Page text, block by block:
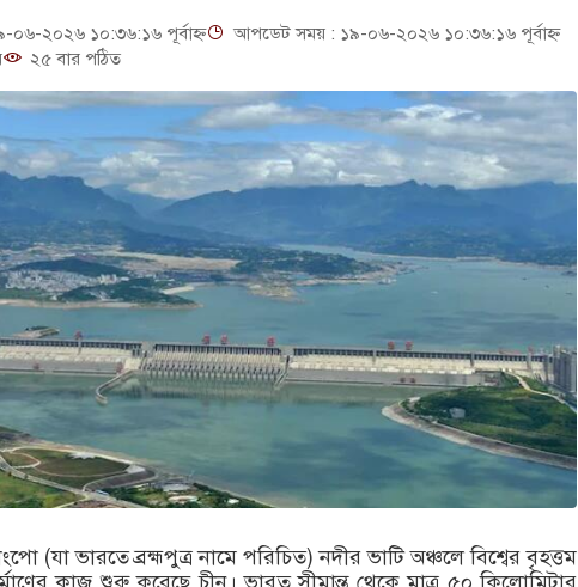
২০২৬ ১০:৩৬:১৬ পূর্বাহ্ন
আপডেট সময় : ১৯-০৬-২০২৬ ১০:৩৬:১৬ পূর্বাহ্ন
২৫ বার পঠিত
(যা ভারতে ব্রহ্মপুত্র নামে পরিচিত) নদীর ভাটি অঞ্চলে বিশ্বের বৃহত্তম